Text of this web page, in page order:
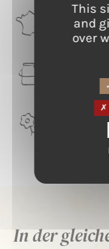
Corse
Corse
In der
This
and
over